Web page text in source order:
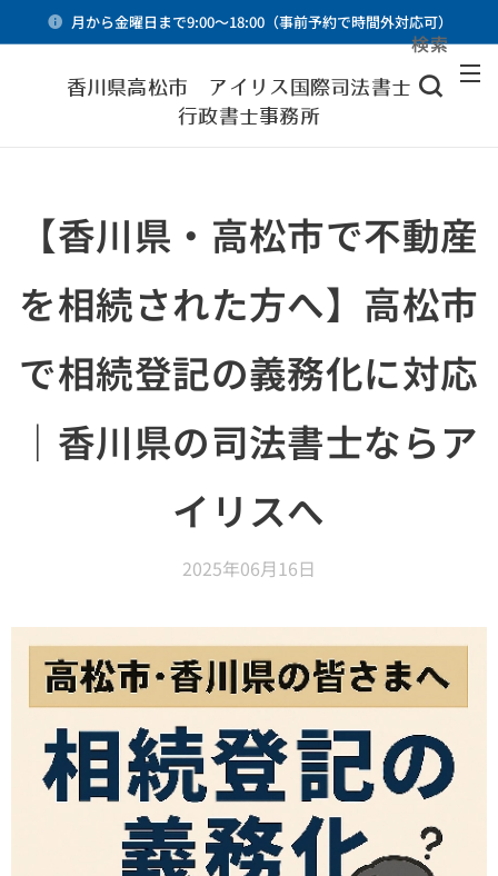
月から金曜日まで9:00～18:00（事前予約で時間外対応可）
香川県高松市 アイリス国際司法書士・
行政書士事務所
検索
【香川県・高松市で不動産
を相続された方へ】高松市
で相続登記の義務化に対応
｜香川県の司法書士ならア
イリスへ
2025年06月16日